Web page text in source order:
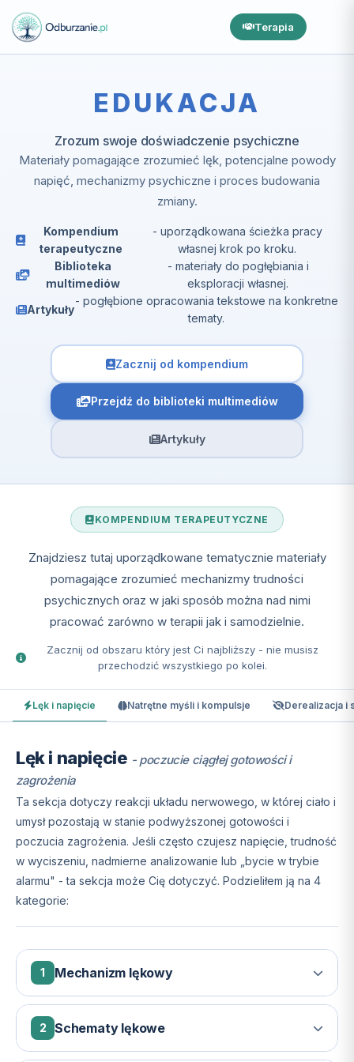
Terapia
EDUKACJA
Zrozum swoje doświadczenie psychiczne
Materiały pomagające zrozumieć lęk, potencjalne powody
napięć, mechanizmy psychiczne i proces budowania
zmiany.
Kompendium
terapeutyczne
- uporządkowana ścieżka pracy
własnej krok po kroku.
Biblioteka
multimediów
- materiały do pogłębiania i
eksploracji własnej.
Artykuły
- pogłębione opracowania tekstowe na konkretne
tematy.
Zacznij od kompendium
Przejdź do biblioteki multimediów
Artykuły
KOMPENDIUM TERAPEUTYCZNE
Znajdziesz tutaj uporządkowane tematycznie materiały
pomagające zrozumieć mechanizmy trudności
psychicznych oraz w jaki sposób można nad nimi
pracować zarówno w terapii jak i samodzielnie.
Zacznij od obszaru który jest Ci najbliższy - nie musisz
przechodzić wszystkiego po kolei.
Lęk i napięcie Natrętne myśli i kompulsje Derealizacja i
Lęk i napięcie - poczucie ciągłej gotowości i
zagrożenia
Ta sekcja dotyczy reakcji układu nerwowego, w której ciało i
umysł pozostają w stanie podwyższonej gotowości i
poczucia zagrożenia. Jeśli często czujesz napięcie, trudność
w wyciszeniu, nadmierne analizowanie lub „bycie w trybie
alarmu" - ta sekcja może Cię dotyczyć. Podzieliłem ją na 4
kategorie:
1 Mechanizm lękowy
Lęk jest naturalną reakcją obronną układu nerwowego.
Problem pojawia się, gdy mechanizm ten zostaje
„przestrojony" i zaczyna reagować na zagrożenia, których
2 Schematy lękowe